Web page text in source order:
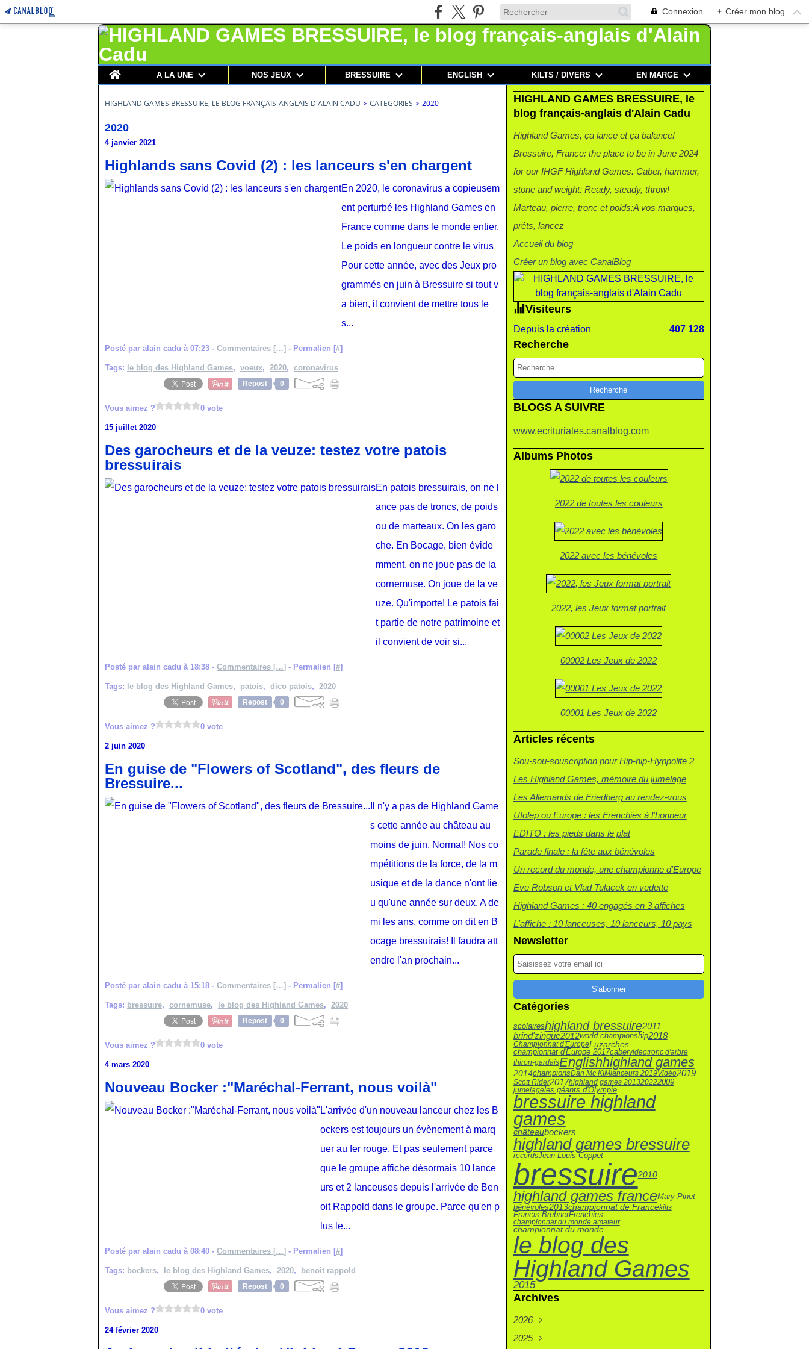
Connexion + Créer mon blog
Home
A LA UNE NOS JEUX BRESSUIRE ENGLISH KILTS / DIVERS EN MARGE
HIGHLAND GAMES BRESSUIRE, LE BLOG FRANÇAIS-ANGLAIS D'ALAIN CADU > CATEGORIES > 2020
2020
4 janvier 2021
Highlands sans Covid (2) : les lanceurs s'en chargent
En 2020, le coronavirus a copieusem
ent perturbé les Highland Games en
France comme dans le monde entier.
Le poids en longueur contre le virus
Pour cette année, avec des Jeux pro
grammés en juin à Bressuire si tout v
a bien, il convient de mettre tous le
s...
Posté par alain cadu à 07:23 - Commentaires […] - Permalien [#]
Tags: le blog des Highland Games, voeux, 2020, coronavirus
Repost 0
Vous aimez ? 0 vote
15 juillet 2020
Des garocheurs et de la veuze: testez votre patois
bressuirais
En patois bressuirais, on ne l
ance pas de troncs, de poids
ou de marteaux. On les garo
che. En Bocage, bien évide
mment, on ne joue pas de la
cornemuse. On joue de la ve
uze. Qu'importe! Le patois fai
t partie de notre patrimoine et
il convient de voir si...
Posté par alain cadu à 18:38 - Commentaires […] - Permalien [#]
Tags: le blog des Highland Games, patois, dico patois, 2020
Repost 0
Vous aimez ? 0 vote
2 juin 2020
En guise de "Flowers of Scotland", des fleurs de
Bressuire...
Il n'y a pas de Highland Game
s cette année au château au
moins de juin. Normal! Nos co
mpétitions de la force, de la m
usique et de la dance n'ont lie
u qu'une année sur deux. A de
mi les ans, comme on dit en B
ocage bressuirais! Il faudra att
endre l'an prochain...
Posté par alain cadu à 15:18 - Commentaires […] - Permalien [#]
Tags: bressuire, cornemuse, le blog des Highland Games, 2020
Repost 0
Vous aimez ? 0 vote
4 mars 2020
Nouveau Bocker :"Maréchal-Ferrant, nous voilà"
L'arrivée d'un nouveau lanceur chez les B
ockers est toujours un évènement à marq
uer au fer rouge. Et pas seulement parce
que le groupe affiche désormais 10 lance
urs et 2 lanceuses depuis l'arrivée de Ben
oit Rappold dans le groupe. Parce qu'en p
lus le...
Posté par alain cadu à 08:40 - Commentaires […] - Permalien [#]
Tags: bockers, le blog des Highland Games, 2020, benoit rappold
Repost 0
Vous aimez ? 0 vote
24 février 2020
HIGHLAND GAMES BRESSUIRE, le
blog français-anglais d'Alain Cadu
Highland Games, ça lance et ça balance!
Bressuire, France: the place to be in June 2024
for our IHGF Highland Games. Caber, hammer,
stone and weight: Ready, steady, throw!
Marteau, pierre, tronc et poids:A vos marques,
prêts, lancez
Accueil du blog
Créer un blog avec CanalBlog
Visiteurs
Depuis la création 407 128
Recherche
BLOGS A SUIVRE
www.ecrituriales.canalblog.com
Albums Photos
2022 de toutes les couleurs
2022 avec les bénévoles
2022, les Jeux format portrait
00002 Les Jeux de 2022
00001 Les Jeux de 2022
Articles récents
Sou-sou-souscription pour Hip-hip-Hyppolite 2
Les Highland Games, mémoire du jumelage
Les Allemands de Friedberg au rendez-vous
Ufolep ou Europe : les Frenchies à l'honneur
EDITO : les pieds dans le plat
Parade finale : la fête aux bénévoles
Un record du monde, une championne d'Europe
Eve Robson et Vlad Tulacek en vedette
Highland Games : 40 engagés en 3 affiches
L'affiche : 10 lanceuses, 10 lanceurs, 10 pays
Newsletter
Catégories
scolaireshighland bressuire2011
brind'zingue2012world championship2018
Championnat d'EuropeLuzarches
championnat d'Europe 2017cabervideotronc d'arbre
thiron-gardaisEnglishhighland games
2014championsDan Mc KIMlanceurs 2019Vidéo2019
Scott Rider2017highland games 201320222009
jumelageles géants d'Olympie
bressuire highland
games
châteaubockers
highland games bressuire
recordsJean-Louis Coppet
bressuire2010
highland games franceMary Pinet
bénévoles2013championnat de Francekilts
Francis BrebnerFrenchies
championnat du monde amateur
championnat du monde
le blog des
Highland Games
2015
Archives
2026
Juillet
2025